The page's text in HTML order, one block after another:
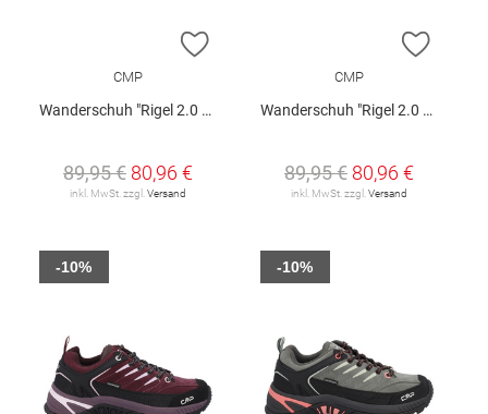
ZUR WUNSCHLISTE HINZUFÜGEN
CMP
Wanderschuh "Rigel 2.0 Low W"
89,95 € 80,96 €
inkl. MwSt. zzgl. Versand
ZUR
CMP
Wanderschuh "Rigel 2.0 Low W"
89,95 € 80,96 €
inkl. MwSt. zzgl. Versand
-10% -10%